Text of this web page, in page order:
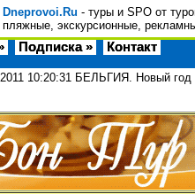
Dneprovoi.Ru - туры и SPO от
пляжные, экскурсионные,
Подписка » Контакт
10:20:31 БЕЛЬГИЯ. Новый